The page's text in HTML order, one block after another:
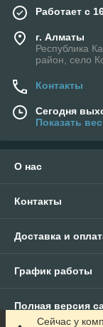
Работает с
г. Алматы
Республика
район, село
Контакты
Сегодня
Показать
О нас
Контакты
Доставка и
График работы
Полная версия
Сейчас у